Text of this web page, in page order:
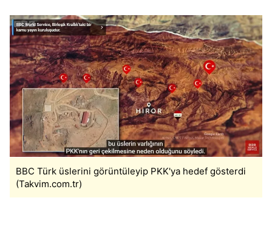
BBC Türk üslerini görüntüleyip PKK'ya hedef gösterdi
(Takvim.com.tr)